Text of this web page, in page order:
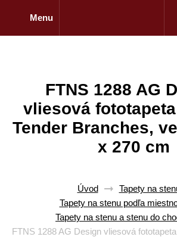
Menu
FTNS 1288 AG
vliesová
Tender Branches,
x 270 cm
Úvod
Tapety na
Tapety na stenu podľa
Tapety na stenu a stenu do
FTNS 1288 AG Design vliesová